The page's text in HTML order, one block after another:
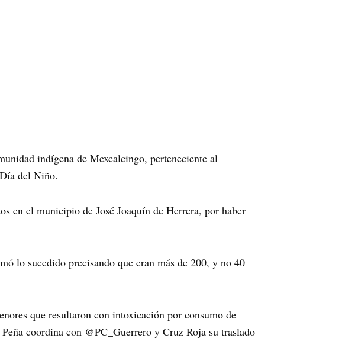
indígena de Mexcalcingo, perteneciente al
del Niño.
en el municipio de José Joaquín de Herrera, por haber
lo sucedido precisando que eran más de 200, y no 40
que resultaron con intoxicación por consumo de
coordina con @PC_Guerrero y Cruz Roja su traslado